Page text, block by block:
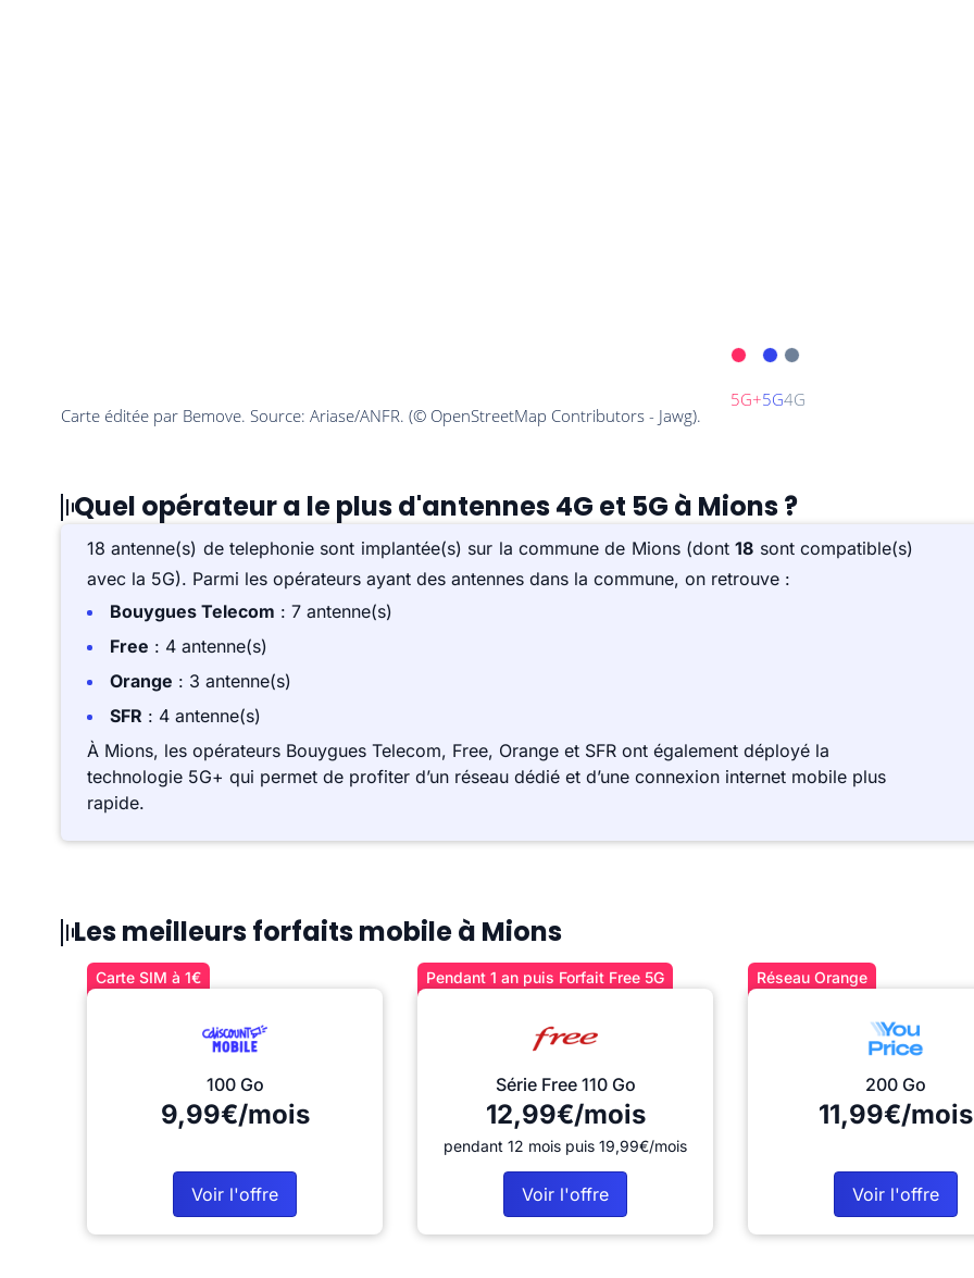
Quel opérateur a le plus d'antennes 4G et 5G à Mions ?
18 antenne(s) de telephonie sont implantée(s) sur la commune de Mions (dont18 sont compatible(s)
avec la 5G). Parmi les opérateurs ayant des antennes dans la commune, on retrouve :
Bouygues Telecom : 7 antenne(s)
Free : 4 antenne(s)
Orange : 3 antenne(s)
SFR : 4 antenne(s)
À Mions, les opérateurs Bouygues Telecom, Free, Orange et SFR ont également déployé la
technologie 5G+ qui permet de profiter d’un réseau dédié et d’une connexion internet mobile plus
rapide.
Les meilleurs forfaits mobile à Mions
Carte SIM à 1€
100 Go
9,99€/mois
Voir l'offre
Pendant 1 an puis Forfait Free 5G
Série Free 110 Go
12,99€/mois
pendant 12 mois puis 19,99€/mois
Voir l'offre
Réseau Orange
200 Go
11,99€/mois
Voir l'offre